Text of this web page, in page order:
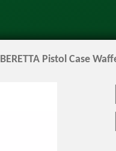
BERETTA Pistol Case